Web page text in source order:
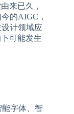
来已久，
的AIGC，
计领域应
可能发生
字体、智